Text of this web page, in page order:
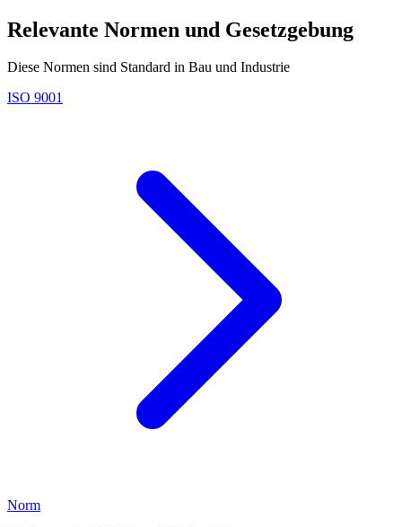
Relevante Normen und Gesetzgebung
Diese Normen sind Standard in Bau und Industrie
ISO 9001
Norm